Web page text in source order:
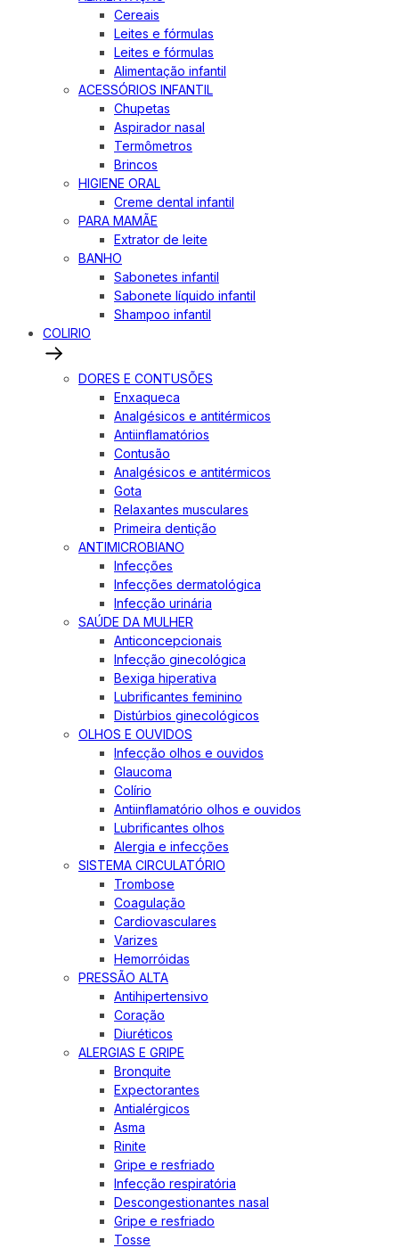
Cereais
Leites e fórmulas
Leites e fórmulas
Alimentação infantil
ACESSÓRIOS INFANTIL
Chupetas
Aspirador nasal
Termômetros
Brincos
HIGIENE ORAL
Creme dental infantil
PARA MAMÃE
Extrator de leite
BANHO
Sabonetes infantil
Sabonete líquido infantil
Shampoo infantil
COLIRIO
DORES E CONTUSÕES
Enxaqueca
Analgésicos e antitérmicos
Antiinflamatórios
Contusão
Analgésicos e antitérmicos
Gota
Relaxantes musculares
Primeira dentição
ANTIMICROBIANO
Infecções
Infecções dermatológica
Infecção urinária
SAÚDE DA MULHER
Anticoncepcionais
Infecção ginecológica
Bexiga hiperativa
Lubrificantes feminino
Distúrbios ginecológicos
OLHOS E OUVIDOS
Infecção olhos e ouvidos
Glaucoma
Colírio
Antiinflamatório olhos e ouvidos
Lubrificantes olhos
Alergia e infecções
SISTEMA CIRCULATÓRIO
Trombose
Coagulação
Cardiovasculares
Varizes
Hemorróidas
PRESSÃO ALTA
Antihipertensivo
Coração
Diuréticos
ALERGIAS E GRIPE
Bronquite
Expectorantes
Antialérgicos
Asma
Rinite
Gripe e resfriado
Infecção respiratória
Descongestionantes nasal
Gripe e resfriado
Tosse